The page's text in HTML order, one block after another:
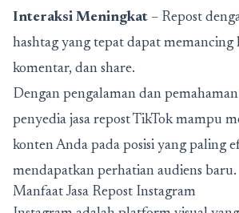
Interaksi Meningkat – Repost
hashtag yang tepat dapat memancing
komentar, dan share.
Dengan pengalaman dan
penyedia jasa repost TikTok mampu
konten Anda pada posisi yang paling
mendapatkan perhatian audiens baru.
Manfaat Jasa Repost Instagram